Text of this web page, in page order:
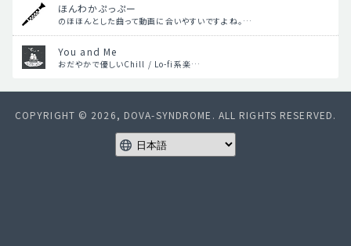
ほんわかぷっぷー
のほほんとした曲って動画に合いやすいですよね。…
You and Me
おだやかで優しいChill / Lo-fi系楽…
COPYRIGHT © 2026, DOVA-SYNDROME. ALL RIGHTS RESERVED.